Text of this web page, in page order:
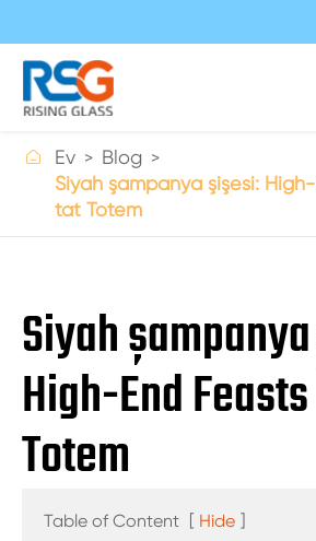
 Ev
Blog
Siyah şampanya şişesi:
tat Totem
Siyah
High-End
Totem
Table of Content [ Hide ]